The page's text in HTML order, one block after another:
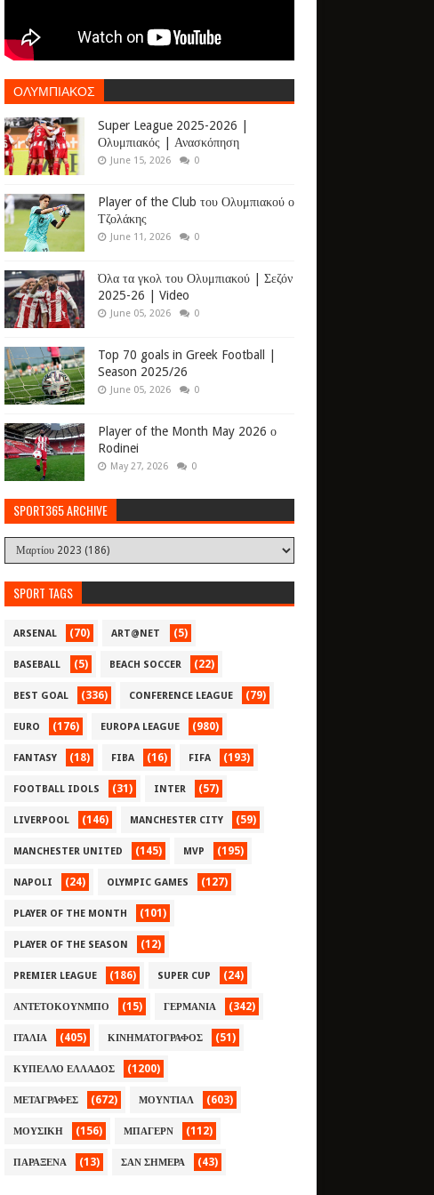
ΟΛΥΜΠΙΑΚΟΣ
Super League 2025-2026 |
Ολυμπιακός | Ανασκόπηση
June 15, 2026 0
Player of the Club του Ολυμπιακού ο
Τζολάκης
June 11, 2026 0
Όλα τα γκολ του Ολυμπιακού | Σεζόν
2025-26 | Video
June 05, 2026 0
Top 70 goals in Greek Football |
Season 2025/26
June 05, 2026 0
Player of the Month May 2026 ο
Rodinei
May 27, 2026 0
SPORT365 ARCHIVE
SPORT TAGS
ARSENAL (70) ART@NET (5)
BASEBALL (5) BEACH SOCCER (22)
BEST GOAL (336) CONFERENCE LEAGUE (79)
EURO (176) EUROPA LEAGUE (980)
FANTASY (18) FIBA (16) FIFA (193)
FOOTBALL IDOLS (31) INTER (57)
LIVERPOOL (146) MANCHESTER CITY (59)
MANCHESTER UNITED (145) MVP (195)
NAPOLI (24) OLYMPIC GAMES (127)
PLAYER OF THE MONTH (101)
PLAYER OF THE SEASON (12)
PREMIER LEAGUE (186) SUPER CUP (24)
ΑΝΤΕΤΟΚΟΥΝΜΠΟ (15) ΓΕΡΜΑΝΙΑ (342)
ΙΤΑΛΙΑ (405) ΚΙΝΗΜΑΤΟΓΡΑΦΟΣ (51)
ΚΥΠΕΛΛΟ ΕΛΛΑΔΟΣ (1200)
ΜΕΤΑΓΡΑΦΕΣ (672) ΜΟΥΝΤΙΑΛ (603)
ΜΟΥΣΙΚΗ (156) ΜΠΑΓΕΡΝ (112)
ΠΑΡΑΞΕΝΑ (13) ΣΑΝ ΣΗΜΕΡΑ (43)